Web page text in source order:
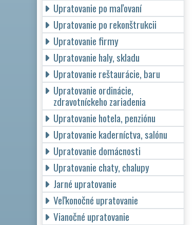
Upratovanie po maľovaní
Upratovanie po rekonštrukcii
Upratovanie firmy
Upratovanie haly, skladu
Upratovanie reštaurácie, baru
Upratovanie ordinácie,
zdravotníckeho zariadenia
Upratovanie hotela, penziónu
Upratovanie kaderníctva, salónu
Upratovanie domácnosti
Upratovanie chaty, chalupy
Jarné upratovanie
Veľkonočné upratovanie
Vianočné upratovanie